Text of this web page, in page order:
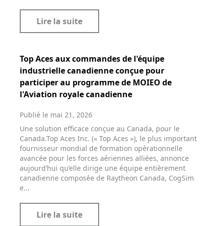
Lire la suite
Top Aces aux commandes de l'équipe
industrielle canadienne conçue pour
participer au programme de MOIEO de
l'Aviation royale canadienne
Publié le mai 21, 2026
Une solution efficace conçue au Canada, pour le
Canada.Top Aces Inc. (« Top Aces »), le plus important
fournisseur mondial de formation opérationnelle
avancée pour les forces aériennes alliées, annonce
aujourd’hui qu’elle dirige une équipe entièrement
canadienne composée de Raytheon Canada, CogSim
e...
Lire la suite